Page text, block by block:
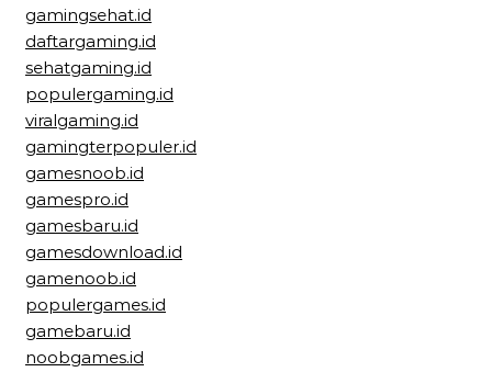
gamingsehat.id
daftargaming.id
sehatgaming.id
populergaming.id
viralgaming.id
gamingterpopuler.id
gamesnoob.id
gamespro.id
gamesbaru.id
gamesdownload.id
gamenoob.id
populergames.id
gamebaru.id
noobgames.id